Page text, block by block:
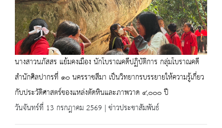
นางสาวนภัสสร แย้มคงเมือง นักโบราณคดีปฏิบัติการ กลุ่มโบราณคดี
สำนักศิลปากรที่ ๑๐ นครราชสีมา เป็นวิทยากรบรรยายให้ความรู้เกี่ยว
กับประวัติศาสตร์ของแหล่งตัดหินและภาพวาด ๔,๐๐๐ ปี
วันจันทร์ที่ 13 กรกฎาคม 2569 | ข่าวประชาสัมพันธ์